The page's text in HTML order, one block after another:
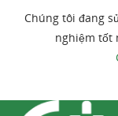
Chúng tôi đang
nghiệm tốt